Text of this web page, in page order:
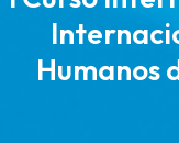
Humanos